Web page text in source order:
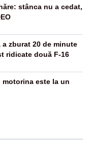
stânca nu a cedat,
zburat 20 de minute
ridicate două F-16
este la un